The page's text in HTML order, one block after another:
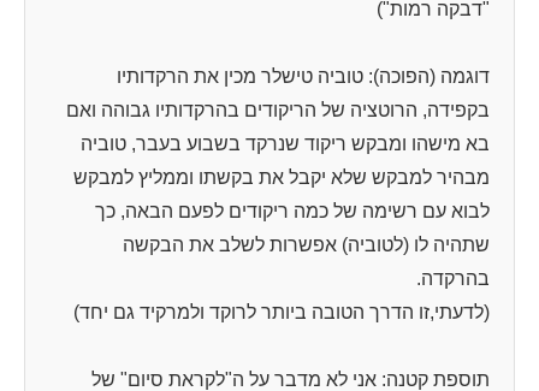
"דבקה רמות")
דוגמה (הפוכה): טוביה טישלר מכין את הרקדותיו
בקפידה, הרוטציה של הריקודים בהרקדותיו גבוהה ואם
בא מישהו ומבקש ריקוד שנרקד בשבוע בעבר, טוביה
מבהיר למבקש שלא יקבל את בקשתו וממליץ למבקש
לבוא עם רשימה של כמה ריקודים לפעם הבאה, כך
שתהיה לו (לטוביה) אפשרות לשלב את הבקשה
בהרקדה.
(לדעתי,זו הדרך הטובה ביותר לרוקד ולמרקיד גם יחד)
תוספת קטנה: אני לא מדבר על ה"לקראת סיום" של